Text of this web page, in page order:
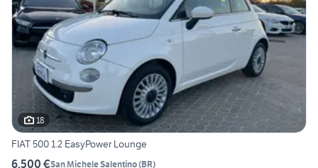
18
FIAT 500 1.2 EasyPower Lounge
6.500 €San Michele Salentino(BR)